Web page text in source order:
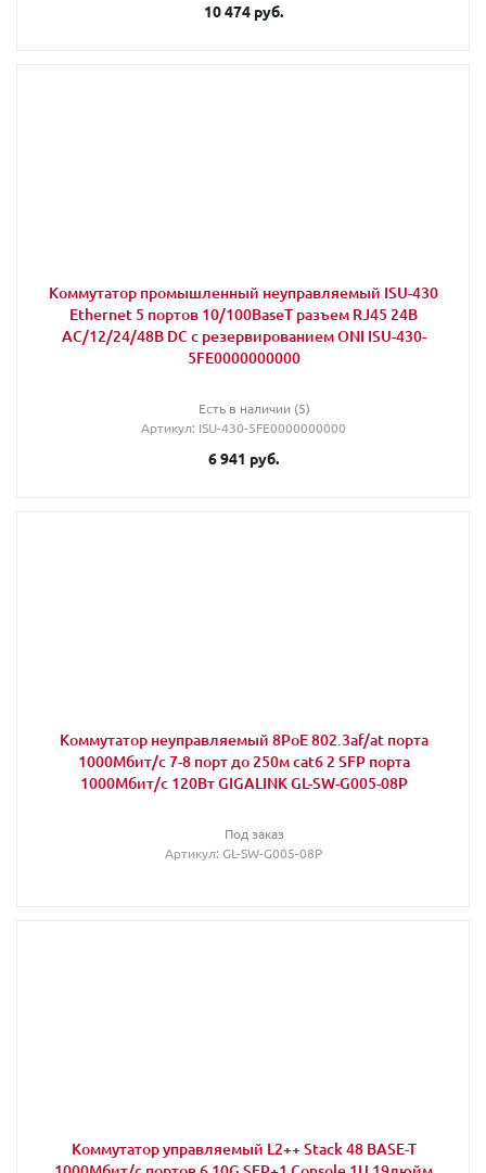
10 474 руб.
Коммутатор промышленный неуправляемый ISU-430
Ethernet 5 портов 10/100BaseT разъем RJ45 24В
AC/12/24/48В DC с резервированием ONI ISU-430-
5FE0000000000
Есть в наличии (5)
Артикул: ISU-430-5FE0000000000
6 941 руб.
Коммутатор неуправляемый 8PoE 802.3af/at порта
1000Мбит/с 7-8 порт до 250м cat6 2 SFP порта
1000Мбит/с 120Вт GIGALINK GL-SW-G005-08P
Под заказ
Артикул: GL-SW-G005-08P
Коммутатор управляемый L2++ Stack 48 BASE-T